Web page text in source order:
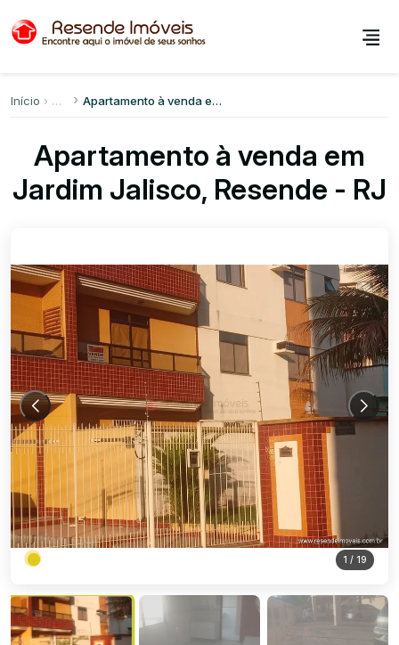
Início Apartamento à venda em Jardim Jalisco
Apartamento à venda em
Jardim Jalisco, Resende - RJ
1 / 19